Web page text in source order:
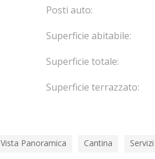
Posti auto:
Superficie abitabile:
Superficie totale:
Superficie terrazzato:
Vista Panoramica Cantina